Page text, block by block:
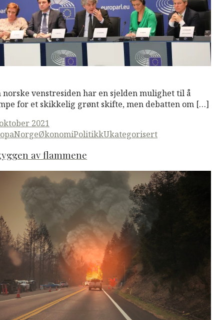
norske venstresiden har en sjelden mulighet til å
for et skikkelig grønt skifte, men debatten om […]
2021
NorgeØkonomiPolitikkUkategorisert
av flammene